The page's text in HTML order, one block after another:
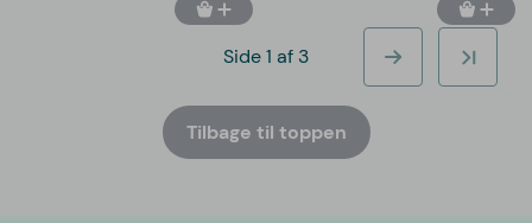
Side 1 af 3
Tilbage til toppen